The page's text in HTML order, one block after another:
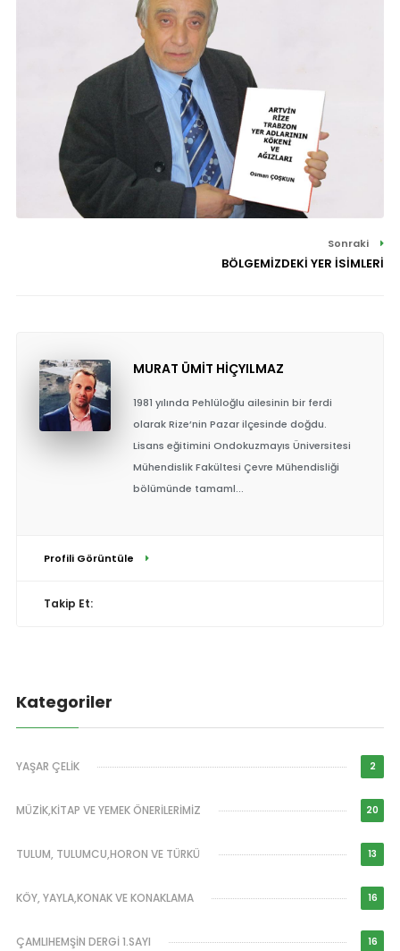
Sonraki
BÖLGEMİZDEKİ YER İSİMLERİ
MURAT ÜMİT HİÇYILMAZ
1981 yılında Pehlüloğlu ailesinin bir ferdi
olarak Rize’nin Pazar ilçesinde doğdu.
Lisans eğitimini Ondokuzmayıs Üniversitesi
Mühendislik Fakültesi Çevre Mühendisliği
bölümünde tamaml...
Profili Görüntüle
Takip Et:
Kategoriler
YAŞAR ÇELİK 2
MÜZİK,KİTAP VE YEMEK ÖNERİLERİMİZ 20
TULUM, TULUMCU,HORON VE TÜRKÜ 13
KÖY, YAYLA,KONAK VE KONAKLAMA 16
ÇAMLIHEMŞİN DERGİ 1.SAYI 16